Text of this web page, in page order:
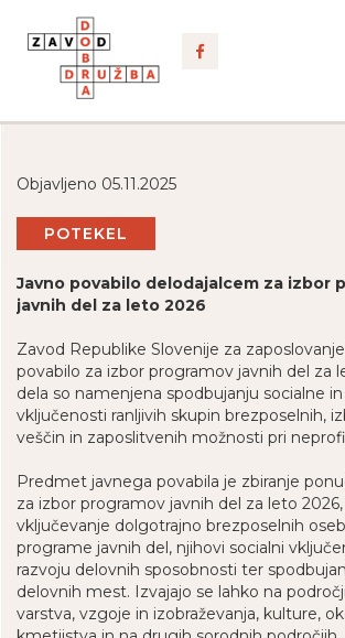
Objavljeno 05.11.2025
POTEKEL
Javno povabilo delodajalcem za izbor
javnih del za leto 2026
Zavod Republike Slovenije za
povabilo za izbor programov javnih del za
dela so namenjena spodbujanju socialne
vključenosti ranljivih skupin brezposelnih,
veščin in zaposlitvenih možnosti pri
Predmet javnega povabila je zbiranje
za izbor programov javnih del za leto
vključevanje dolgotrajno brezposelnih
programe javnih del, njihovi socialni
razvoju delovnih sposobnosti ter
delovnih mest. Izvajajo se lahko na
varstva, vzgoje in izobraževanja, kulture,